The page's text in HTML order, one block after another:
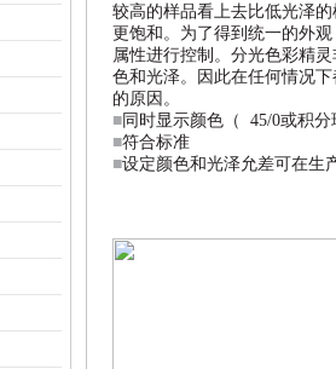
较高的样品看上去比低光泽
更饱和。为了得到统一的外
属性进行控制。分光色彩精
色和光泽。因此在任何情况
的原因。
■同时显示颜色（ 45/0或积
■符合标准
■设定颜色和光泽允差可在